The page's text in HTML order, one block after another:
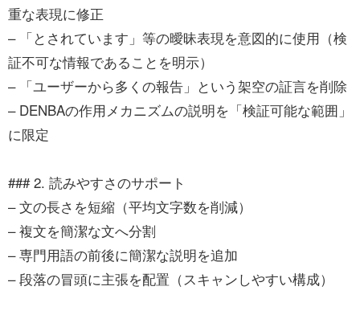
重な表現に修正
– 「とされています」等の曖昧表現を意図的に使用（検
証不可な情報であることを明示）
– 「ユーザーから多くの報告」という架空の証言を削除
– DENBAの作用メカニズムの説明を「検証可能な範囲」
に限定
### 2. 読みやすさのサポート
– 文の長さを短縮（平均文字数を削減）
– 複文を簡潔な文へ分割
– 専門用語の前後に簡潔な説明を追加
– 段落の冒頭に主張を配置（スキャンしやすい構成）